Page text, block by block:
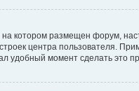
котором размещен форум,
центра пользователя.
удобный момент сделать это